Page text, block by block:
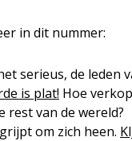
in dit nummer:
serieus, de leden
is plat! Hoe
rest van de wereld?
om zich heen.